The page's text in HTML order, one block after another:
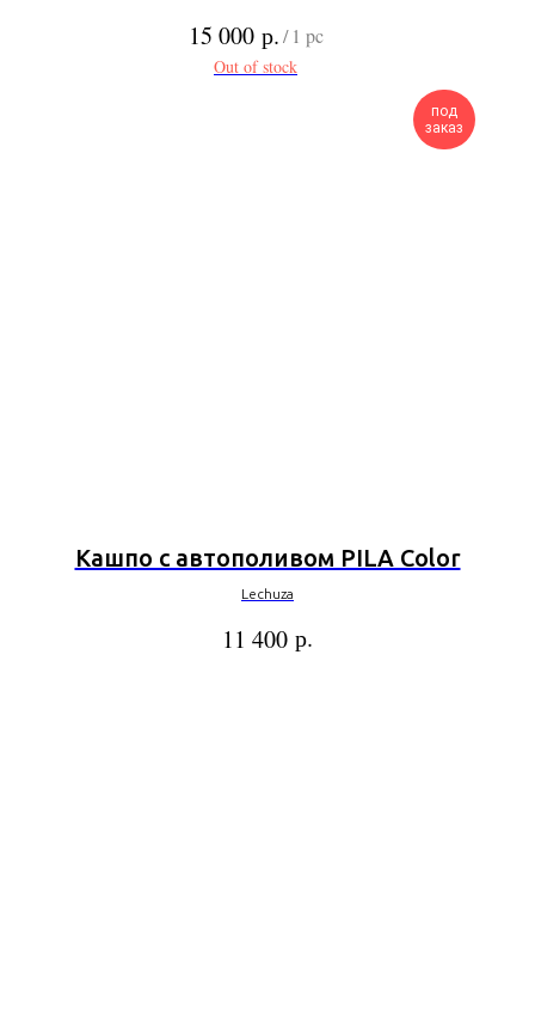
15 000 р./ 1 pc
Out of stock
под
заказ
Кашпо с автополивом PILA Color
Lechuza
11 400 р.